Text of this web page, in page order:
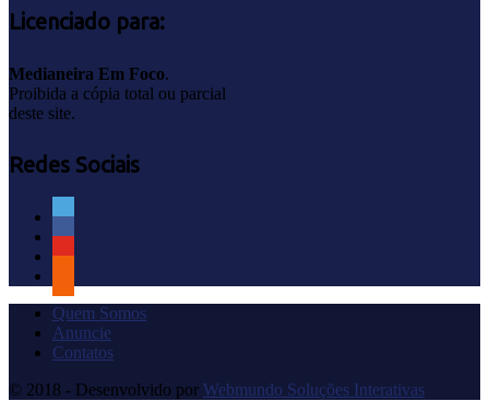
Licenciado para:
Medianeira Em Foco.
Proibida a cópia total ou parcial
deste site.
Redes Sociais
Quem Somos
Anuncie
Contatos
© 2018 - Desenvolvido por Webmundo Soluções Interativas